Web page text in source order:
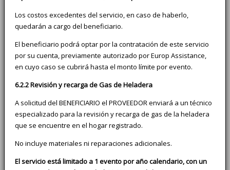
Los costos excedentes del servicio, en caso de haberlo,
quedarán a cargo del beneficiario.
El beneficiario podrá optar por la contratación de este servicio
por su cuenta, previamente autorizado por Europ Assistance,
en cuyo caso se cubrirá hasta el monto límite por evento.
6.2.2 Revisión y recarga de Gas de Heladera
A solicitud del BENEFICIARIO el PROVEEDOR enviará a un técnico
especializado para la revisión y recarga de gas de la heladera
que se encuentre en el hogar registrado.
No incluye materiales ni reparaciones adicionales.
El servicio está limitado a 1 evento por año calendario, con un